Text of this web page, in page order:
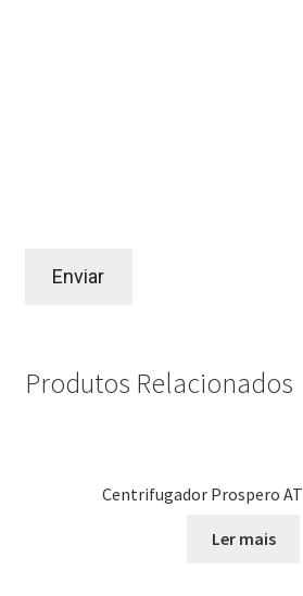
Produtos Relacionados
Centrifugador Prospero
Ler mais